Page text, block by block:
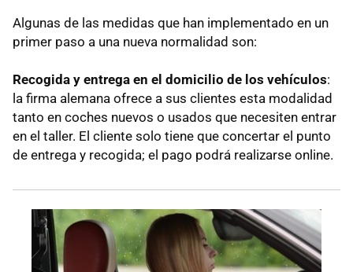
Algunas de las medidas que han implementado en un
primer paso a una nueva normalidad son:
Recogida y entrega en el domicilio de los vehículos:
la firma alemana ofrece a sus clientes esta modalidad
tanto en coches nuevos o usados que necesiten entrar
en el taller. El cliente solo tiene que concertar el punto
de entrega y recogida; el pago podrá realizarse online.